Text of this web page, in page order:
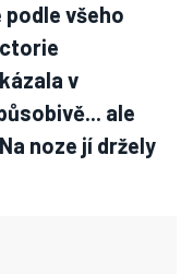
všeho
v
ale
noze jí držely